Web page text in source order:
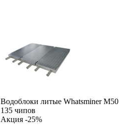
Водоблоки литые Whatsminer M50
135 чипов
Акция -25%